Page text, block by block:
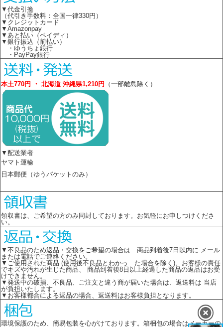
▼代金引換
（代引き手数料：全国一律330円）
▼クレジットカード
▼Amazonpay
▼あと払い（ペイディ）
▼銀行振込（前払い）
・ゆうちょ銀行
・PayPay銀行
本土770円 ・ 北海道 沖縄県1,210円 （一部離島除く）
▼配送業者
ヤマト運輸
日本郵便（ゆうパケットのみ）
領収書は、ご希望の方のみ同封しております。お気軽にお申しつけくださ
い。
▼不良品のため返品・交換をご希望の場合は 商品到着後7日以内に メール
または電話でご連絡ください。
▼ご使用された商品 (使用後不良品とわかっ た場合を除く)、お客様の責任
でキズや汚れが生じた商品、 商品到着後8日以上経過した商品の返品はお受
けできません。
▼発送中の破損、不良品、ご注文と違う商が届いた場合は、返送料は 当店
が負担いたします。
▼お客様都合による返品の場合、返送料はお客様負担となります。
環境保護のため、簡易包装を心がけております。箱梱包の場合はメーカーの